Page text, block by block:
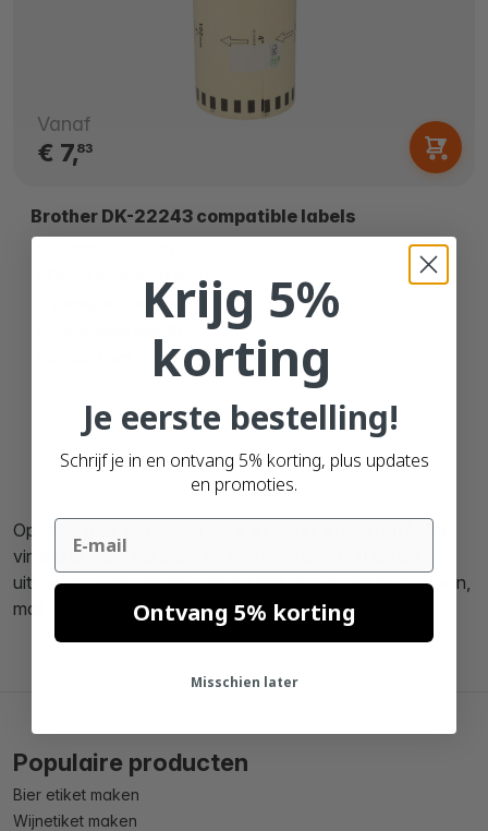
Vanaf
€ 7,83
Brother DK-22243 compatible labels
Verwijderbare lijm
Op zoek naar
vindt u al onze etiketten op een rijtje! Mocht u er niet
uitkomen neem gerust contact met ons op via de telefoon,
mail of de chat.
Populaire producten
Bier etiket maken
Wijnetiket maken
Krijg 5%
korting
Je eerste bestelling!
Schrijf je in en ontvang 5% korting, plus updates
en promoties.
Email
Ontvang 5% korting
Misschien later